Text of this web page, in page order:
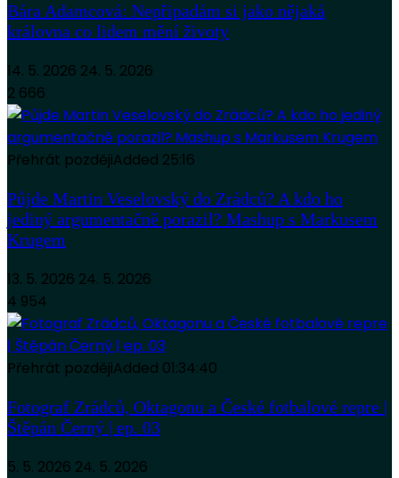
Bára Adamcová: Nepřipadám si jako nějaká
královna co lidem mění životy
14. 5. 2026 24. 5. 2026
2 666
Přehrát pozdějiAdded 25:16
Půjde Martin Veselovský do Zrádců? A kdo ho
jediný argumentačně porazil? Mashup s Markusem
Krugem
13. 5. 2026 24. 5. 2026
4 954
Přehrát pozdějiAdded 01:34:40
Fotograf Zrádců, Oktagonu a České fotbalové repre |
Štěpán Černý | ep. 03
5. 5. 2026 24. 5. 2026